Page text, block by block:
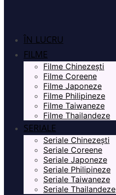
ÎN LUCRU
FILME
Filme Chinezești
Filme Coreene
Filme Japoneze
Filme Philipineze
Filme Taiwaneze
Filme Thailandeze
SERIALE
Seriale Chinezești
Seriale Coreene
Seriale Japoneze
Seriale Philipineze
Seriale Taiwaneze
Seriale Thailandeze